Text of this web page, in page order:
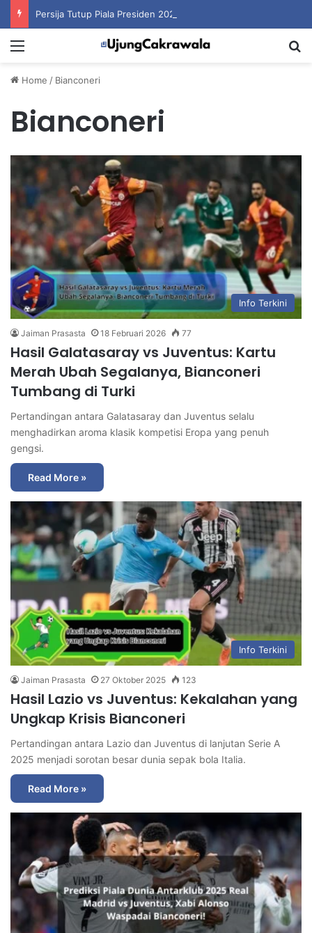
Home / Bianconeri
Bianconeri
Info Terkini
Jaiman Prasasta 18 Februari 2026 77
Hasil Galatasaray vs Juventus: Kartu
Merah Ubah Segalanya, Bianconeri
Tumbang di Turki
Pertandingan antara Galatasaray dan Juventus selalu
menghadirkan aroma klasik kompetisi Eropa yang penuh
gengsi.
Read More »
Info Terkini
Jaiman Prasasta 27 Oktober 2025 123
Hasil Lazio vs Juventus: Kekalahan yang
Ungkap Krisis Bianconeri
Pertandingan antara Lazio dan Juventus di lanjutan Serie A
2025 menjadi sorotan besar dunia sepak bola Italia.
Read More »